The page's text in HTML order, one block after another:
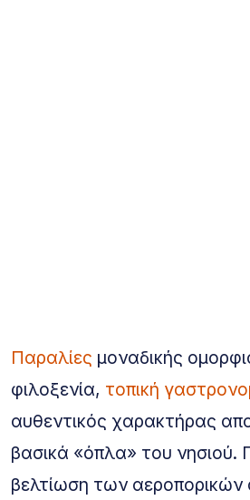
Παραλίες μοναδικής
φιλοξενία, τοπική
αυθεντικός χαρακτήρας
βασικά «όπλα» του
βελτίωση των αεροπορικών